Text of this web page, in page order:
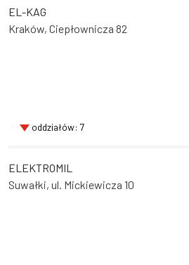
EL-KAG
Kraków, Ciepłownicza 82
oddziałów: 7
ELEKTROMIL
Suwałki, ul. Mickiewicza 10